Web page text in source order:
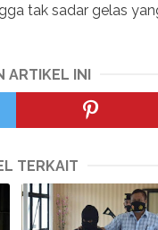
tak sadar gelas
ARTIKEL INI
TERKAIT